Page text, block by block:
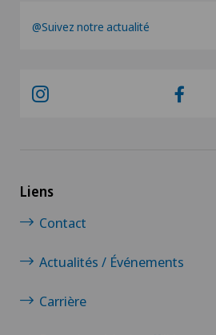
@Suivez notre actualité
Liens
Contact
Actualités / Événements
Carrière